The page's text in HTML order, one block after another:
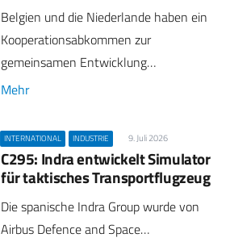
Belgien und die Niederlande haben ein
Kooperationsabkommen zur
gemeinsamen Entwicklung…
Mehr
INTERNATIONAL INDUSTRIE 9. Juli 2026
C295: Indra entwickelt Simulator
für taktisches Transportflugzeug
Die spanische Indra Group wurde von
Airbus Defence and Space…